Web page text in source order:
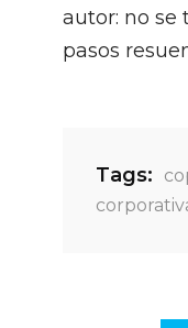
autor: no se
pasos
Tags: